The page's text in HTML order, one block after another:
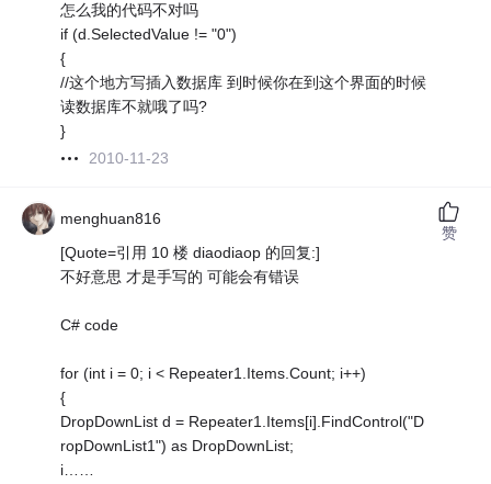
怎么我的代码不对吗
if (d.SelectedValue != "0")
{
//这个地方写插入数据库 到时候你在到这个界面的时候
读数据库不就哦了吗?
}
2010-11-23
menghuan816
[Quote=引用 10 楼 diaodiaop 的回复:]
不好意思 才是手写的 可能会有错误
C# code
for (int i = 0; i < Repeater1.Items.Count; i++)
{
DropDownList d = Repeater1.Items[i].FindControl("D
ropDownList1") as DropDownList;
i……
赞